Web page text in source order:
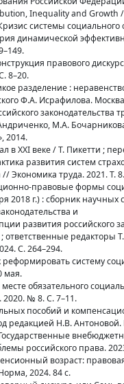
Inequality and Growth
системы
динамической
правового
8–20.
разделение :
Ф.А. Исрафилова.
М.А.
2014.
в XXI веке / Т. Пикетти ;
развития систем
Экономика труда. 2021. Т.
правовые формы
2018 г.) : сборник
и
развития российского
ответственные редакторы
С. 264–294.
систему
мая.
обязательного
№ 8. С. 7–11.
пособий и
редакцией Н.В. Антоновой.
российского права.
возраст:
2024. 84 с.